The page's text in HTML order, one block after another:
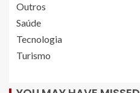
Outros
Saúde
Tecnologia
Turismo